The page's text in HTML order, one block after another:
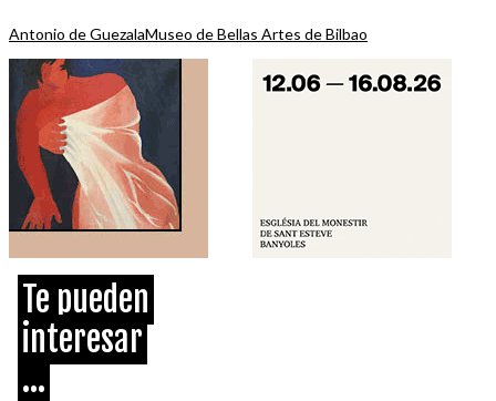
Antonio de GuezalaMuseo de Bellas Artes de Bilbao
Te pueden
interesar
...